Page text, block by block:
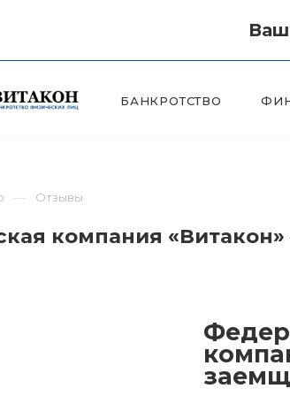
БАНКРОТСТВО
Отзывы
компания